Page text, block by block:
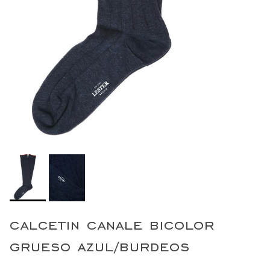
calcetin canale bicolor
grueso azul/burdeos